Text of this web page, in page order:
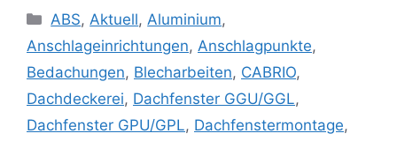
Kategorien
ABS, Aktuell, Aluminium,
Anschlageinrichtungen, Anschlagpunkte,
Bedachungen, Blecharbeiten, CABRIO,
Dachdeckerei, Dachfenster GGU/GGL,
Dachfenster GPU/GPL, Dachfenstermontage,